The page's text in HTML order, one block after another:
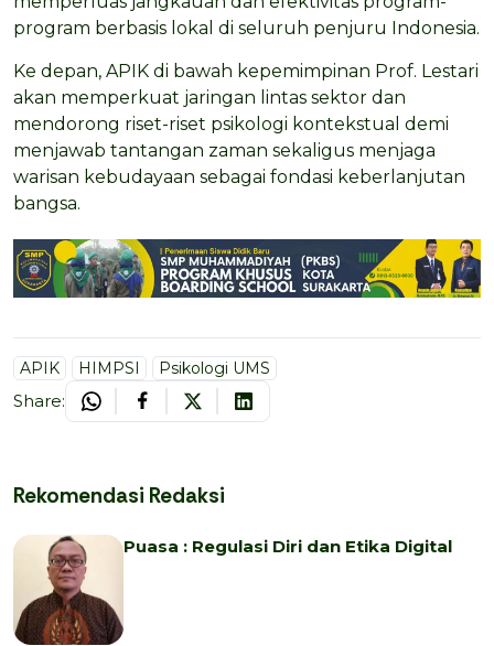
program berbasis lokal di seluruh penjuru Indonesia.
Ke depan, APIK di bawah kepemimpinan Prof. Lestari
akan memperkuat jaringan lintas sektor dan
mendorong riset-riset psikologi kontekstual demi
menjawab tantangan zaman sekaligus menjaga
warisan kebudayaan sebagai fondasi keberlanjutan
bangsa.
APIK HIMPSI Psikologi UMS
Share:
Rekomendasi Redaksi
Puasa : Regulasi Diri dan Etika Digital